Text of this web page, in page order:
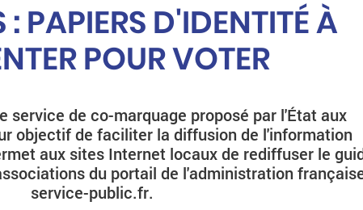
: PAPIERS D'IDENTITÉ À
POUR VOTER
service de co-marquage proposé par l'État aux
objectif de faciliter la diffusion de l'information
aux sites Internet locaux de rediffuser le
du portail de l'administration
service-public.fr.